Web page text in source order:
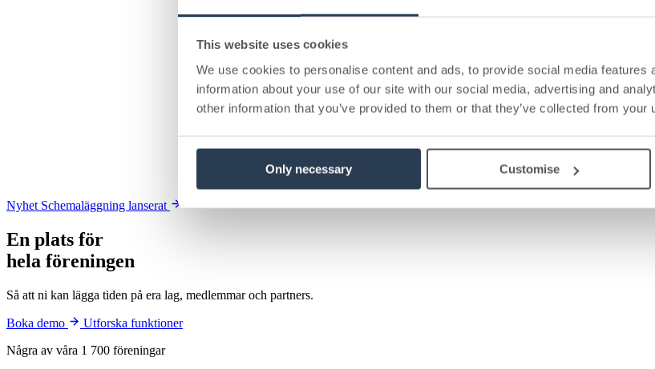
This website uses cookies
We use cookies to personalise content and ads, to provide social media features
information about your use of our site with our social media, advertising and
other information that you’ve provided to them or that they’ve collected from your
Only necessary Customise
Nyhet Schemaläggning lanserat
En plats för
hela föreningen
Så att ni kan lägga tiden på era lag, medlemmar och partners.
Boka demo
Utforska funktioner
Några av våra 1 700 föreningar